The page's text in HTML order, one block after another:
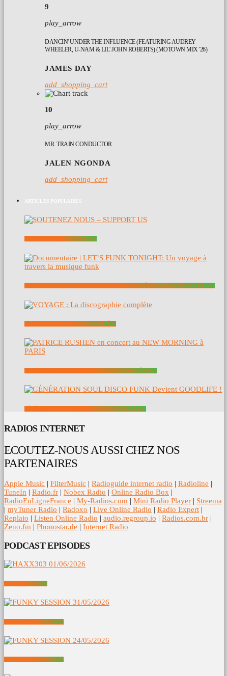
9
play_arrow
DANCIN' UNDER THE INFLUENCE (FEATURING AUDREY
WHEELER, U-NAM & LIL' JOHN ROBERTS) (MOTOWN MIX '26)
JAMES DAY
add_shopping_cart
10
play_arrow
MR. TRAIN CONDUCTOR
JALEN NGONDA
add_shopping_cart
ARTICLES POPULAIRES
SOUTENEZ NOUS – SUPPORT US
DOCUMENTAIRE | LET’S FUNK TONIGHT: UN VOYAGE À TRAVERS LA MUSIQUE FUNK
VOYAGE : LA DISCOGRAPHIE COMPLÈTE
PATRICE RUSHEN EN CONCERT AU NEW MORNING À PARIS
GÉNÉRATION SOUL DISCO FUNK DEVIENT GOODLIFE !
RADIOS INTERNET
ECOUTEZ-NOUS AUSSI CHEZ NOS
PARTENAIRES
Apple Music | FilterMusic | Radioguide internet radio | Radioline |
TuneIn | Radio.fr | Nobex Radio | Online Radio Box |
RadioEnLigneFrance | My-Radios.com | Mini Radio Player | Streema
| myTuner Radio | Radoxo | Live Online Radio | Radio Expert |
Replaio | Listen Online Radio | audio.regroup.io | Radios.com.br |
Zeno.fm | Phonostar.de | Internet Radio
PODCAST EPISODES
HAXX303 01/06/2026
FUNKY SESSION 31/05/2026
FUNKY SESSION 24/05/2026